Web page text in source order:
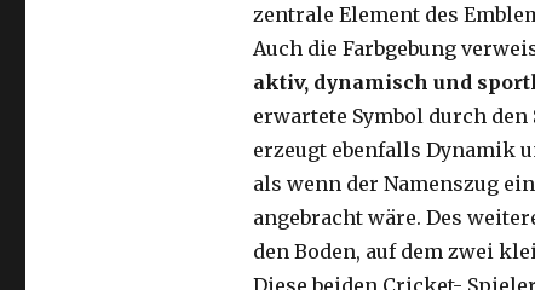
zentrale Element des
Auch die Farbgebung
aktiv, dynamisch und
erwartete Symbol durch
erzeugt ebenfalls Dynamik
als wenn der Namenszug
angebracht wäre. Des
den Boden, auf dem zwei